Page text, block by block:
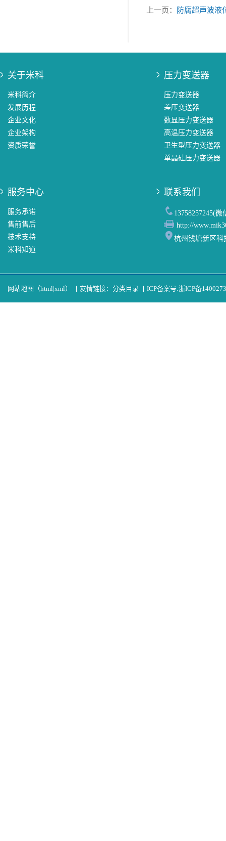
上一页： 防腐超声波液
关于米科
米科简介
发展历程
企业文化
企业架构
资质荣誉
压力变送器
压力变送器
差压变送器
数显压力变送器
高温压力变送器
卫生型压力变送器
单晶硅压力变送器
服务中心
服务承诺
售前售后
技术支持
米科知道
联系我们
13758257245(微
http://
杭州钱塘新区科
网站地图（html|xml） 友情链接： 分类目录 ICP备案号:浙ICP备